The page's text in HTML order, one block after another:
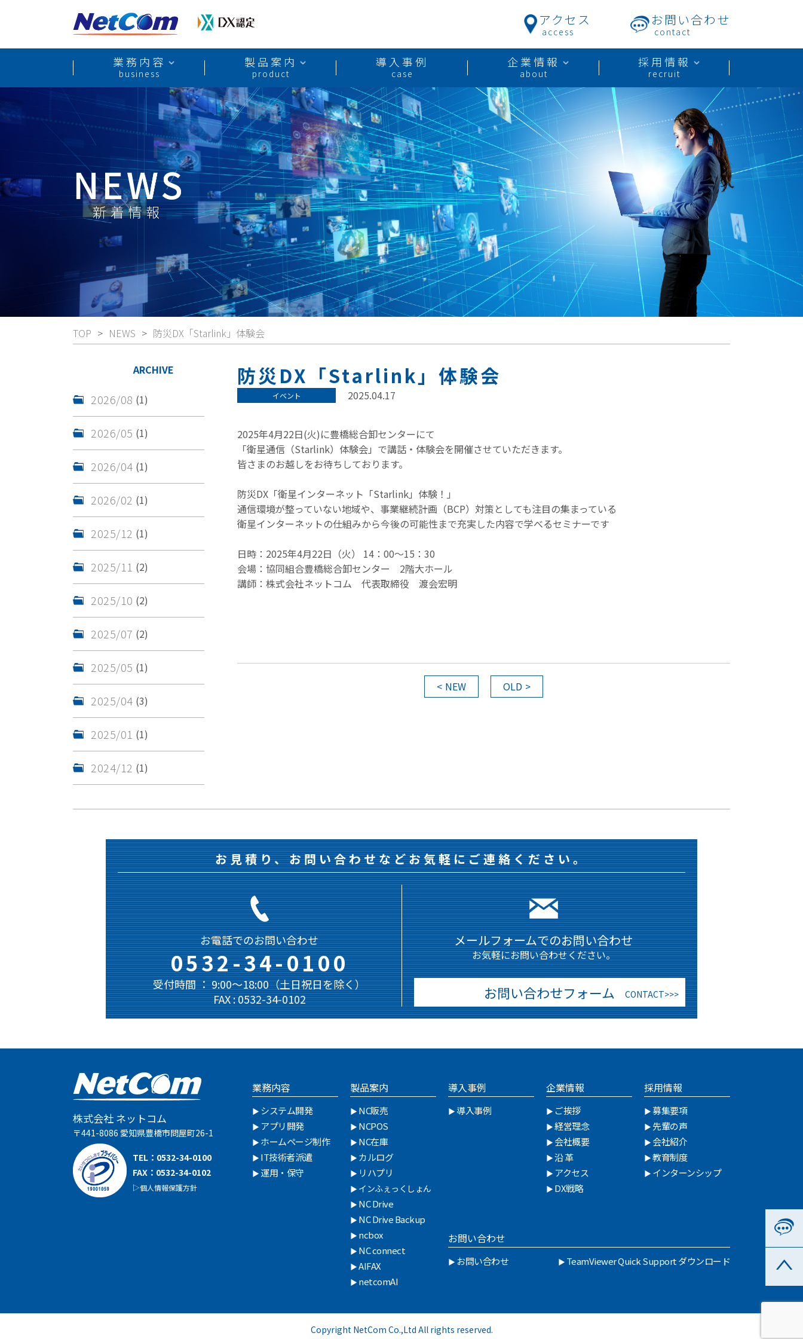
アクセス
access
お問い合わせ
contact
業務内容
business
製品案内
product
導入事例
case
企業情報
about
採用情報
recruit
TOP NEWS 防災DX「Starlink」体験会
防災DX「Starlink」体験会
イベント 2025.04.17
2025年4月22日(火)に豊橋総合卸センターにて
「衛星通信（Starlink）体験会」で講話・体験会を開催させていただきます。
皆さまのお越しをお待ちしております。
防災DX「衛星インターネット「Starlink」体験！」
通信環境が整っていない地域や、事業継続計画（BCP）対策としても注目の集まっている
衛星インターネットの仕組みから今後の可能性まで充実した内容で学べるセミナーです
日時：2025年4月22日（火） 14：00～15：30
会場：協同組合豊橋総合卸センター 2階大ホール
講師：株式会社ネットコム 代表取締役 渡会宏明
NEW OLD
ARCHIVE
2026/08 (1)
2026/05 (1)
2026/04 (1)
2026/02 (1)
2025/12 (1)
2025/11 (2)
2025/10 (2)
2025/07 (2)
2025/05 (1)
2025/04 (3)
2025/01 (1)
2024/12 (1)
お見積り、お問い合わせなどお気軽にご連絡ください。
お電話でのお問い合わせ
0532-34-0100
受付時間 ： 9:00～18:00（土日祝日を除く）
FAX : 0532-34-0102
メールフォームでのお問い合わせ
お気軽にお問い合わせください。
お問い合わせフォーム CONTACT
株式会社 ネットコム
〒441-8086 愛知県豊橋市問屋町26-1
TEL： 0532-34-0100
FAX：0532-34-0102
個人情報保護方針
業務内容
システム開発
アプリ開発
ホームページ制作
IT技術者派遣
運用・保守
製品案内
NC販売
NCPOS
NC在庫
カルログ
リハプリ
インふぇっくしょん
NC Drive
NC Drive Backup
ncbox
NC connect
AIFAX
netcomAI
導入事例
導入事例
企業情報
ご挨拶
経営理念
会社概要
沿 革
アクセス
DX戦略
採用情報
募集要項
先輩の声
会社紹介
教育制度
インターンシップ
お問い合わせ
お問い合わせ TeamViewer Quick Support ダウンロード
Copyright NetCom Co.,Ltd All rights reserved.